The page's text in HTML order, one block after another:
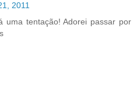
2011
uma tentação! Adorei passar por